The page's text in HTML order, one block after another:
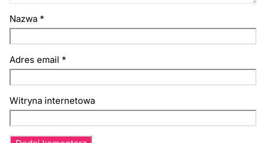
Nazwa *
Adres email *
Witryna internetowa